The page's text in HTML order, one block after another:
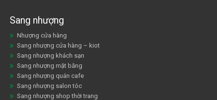
Sang nhượng
Nhượng cửa hàng
Sang nhượng cửa hàng – kiot
Sang nhượng khách sạn
Sang nhượng mặt bằng
Sang nhượng quán cafe
Sang nhượng salon tóc
Sang nhượng shop thời trang